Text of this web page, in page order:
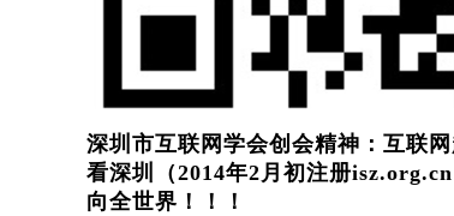
深圳市互联网学会创会精神：互联
看深圳（2014年2月初注册
向全世界！！！